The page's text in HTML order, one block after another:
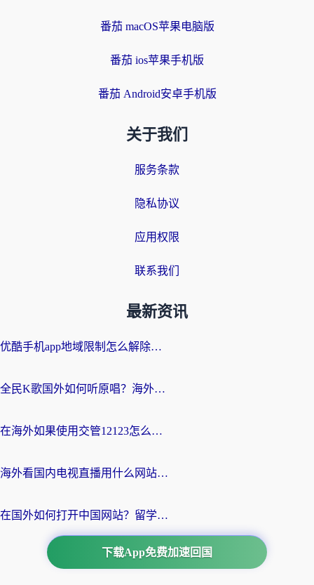
番茄 macOS苹果电脑版
番茄 ios苹果手机版
番茄 Android安卓手机版
关于我们
服务条款
隐私协议
应用权限
联系我们
最新资讯
优酷手机app地域限制怎么解除？海外党亲测有效的追剧方案
全民K歌国外如何听原唱？海外党亲测有效的回国加速器选择指南
在海外如果使用交管12123怎么处理？留学生亲测有效的回国加速方案
海外看国内电视直播用什么网站比较好？一篇解决你所有追剧难题的实用指南
在国外如何打开中国网站？留学生与海外华人的无缝访问指南
下载App免费加速回国